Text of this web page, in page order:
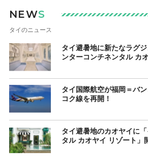
NEWS
タイのニュース
タイ避暑地に新たなラグ
ンターコンチネンタル カ
タイ国際航空が福岡＝バ
コク線を再開！
タイ避暑地のカオヤイに
タル カオヤイ リゾート」